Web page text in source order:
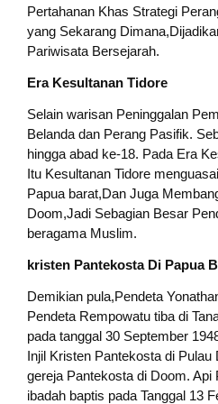
Pertahanan Khas Strategi
yang Sekarang
Pariwisata Bersejarah.
Era Kesultanan Tidore
Selain warisan Peninggalan
Belanda dan Perang Pasifik.
hingga abad ke-18. Pada Era
Itu Kesultanan Tidore
Papua barat,Dan Juga
Doom,Jadi Sebagian Besar
beragama Muslim.
kristen Pantekosta Di Papua
Demikian pula,Pendeta
Pendeta Rempowatu tiba di
pada tanggal 30 September
Injil Kristen Pantekosta di Pulau
gereja Pantekosta di Doom.
ibadah baptis pada Tanggal 13